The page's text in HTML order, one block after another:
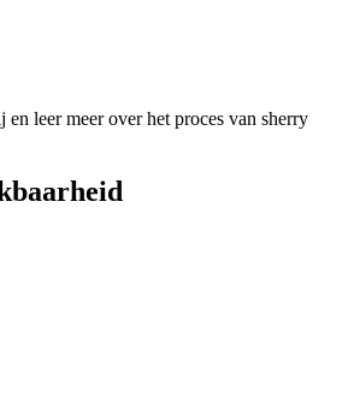
leer meer over het proces van sherry